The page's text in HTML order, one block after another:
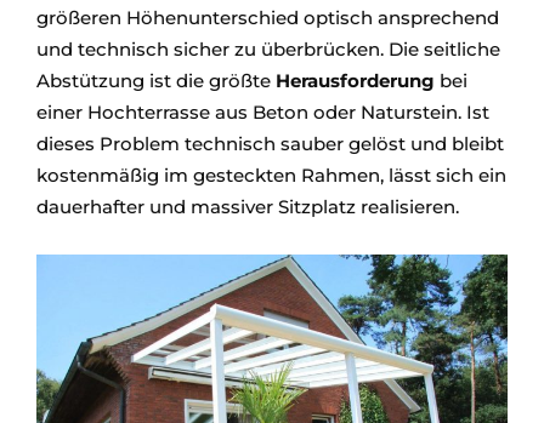
größeren Höhenunterschied optisch ansprechend
und technisch sicher zu überbrücken. Die seitliche
Abstützung ist die größte Herausforderung bei
einer Hochterrasse aus Beton oder Naturstein. Ist
dieses Problem technisch sauber gelöst und bleibt
kostenmäßig im gesteckten Rahmen, lässt sich ein
dauerhafter und massiver Sitzplatz realisieren.